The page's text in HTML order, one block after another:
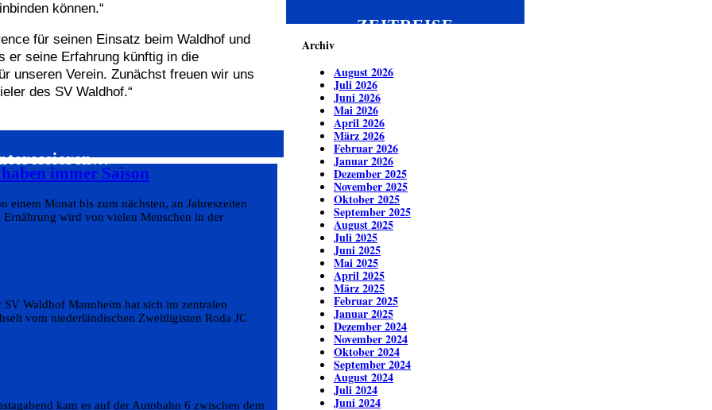
können.“
für seinen Einsatz beim Waldhof und
er seine Erfahrung künftig in die
unseren Verein. Zunächst freuen wir uns
des SV Waldhof.“
immer Saison
einem Monat bis zum nächsten, an Jahreszeiten
Ernährung wird von vielen Menschen in der
Waldhof Mannheim hat sich im zentralen
vom niederländischen Zweitligisten Roda JC
kam es auf der Autobahn 6 zwischen dem
ZEITREISE
Archiv
August 2026
Juli 2026
Juni 2026
Mai 2026
April 2026
März 2026
Februar 2026
Januar 2026
Dezember 2025
November 2025
Oktober 2025
September 2025
August 2025
Juli 2025
Juni 2025
Mai 2025
April 2025
März 2025
Februar 2025
Januar 2025
Dezember 2024
November 2024
Oktober 2024
September 2024
August 2024
Juli 2024
Juni 2024